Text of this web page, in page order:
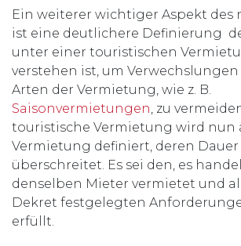
Ein weiterer wichtiger Aspekt des
ist eine deutlichere Definierung
unter einer touristischen
verstehen ist, um
Arten der Vermietung, wie z. B.
Saisonvermietungen , zu
touristische Vermietung wird nun
Vermietung definiert, deren Dauer
überschreitet. Es sei den, es
denselben Mieter vermietet und
Dekret festgelegten
erfüllt.